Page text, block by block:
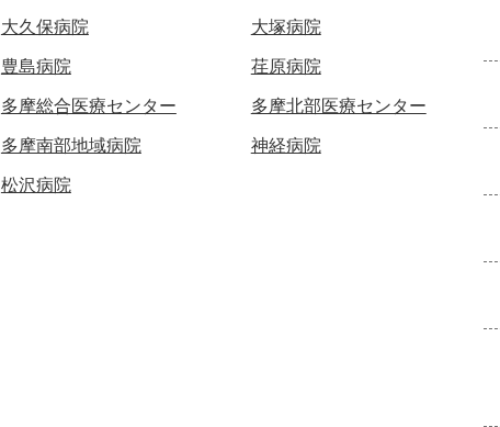
大久保病院 大塚病院
豊島病院 荏原病院
多摩総合医療センター 多摩北部医療センター
多摩南部地域病院 神経病院
松沢病院